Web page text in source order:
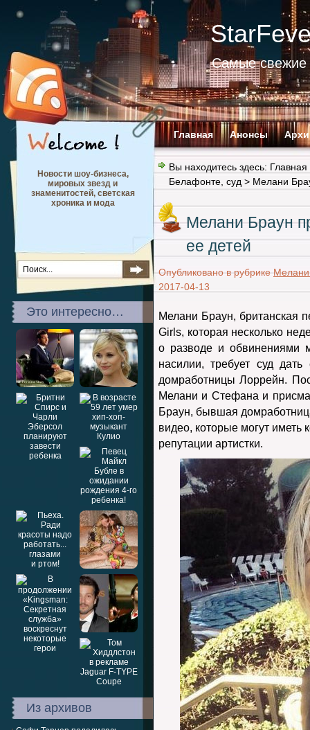
Самые свежие
Главная Анонсы
Новости шоу-бизнеса,
мировых звезд и
знаменитостей, светская
хроника и мода
Это интересно…
Из архивов
Вы находитесь здесь: Главная
Белафонте суд > Мелани
Мелани Браун
ее детей
Опубликовано в рубрике
2017-04-13
Мелани Браун, британская
Girls, которая несколько
о разводе и обвинениями
насилии, требует суд
домработницы Лоррейн.
Мелани и Стефана и
Браун, бывшая
видео, которые могут иметь
репутации артистки.